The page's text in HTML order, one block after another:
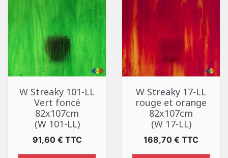
W Streaky 101-LL
Vert foncé
82x107cm
(W 101-LL)
Prix
91,60 € TTC
W Streaky 17-LL
rouge et orange
82x107cm
(W 17-LL)
Prix
168,70 € TTC